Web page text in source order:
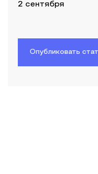
2 сентября
Опубликовать